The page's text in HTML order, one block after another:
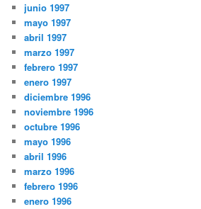
junio 1997
mayo 1997
abril 1997
marzo 1997
febrero 1997
enero 1997
diciembre 1996
noviembre 1996
octubre 1996
mayo 1996
abril 1996
marzo 1996
febrero 1996
enero 1996